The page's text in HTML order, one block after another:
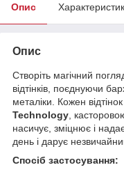
Опис
Опис
Створіть магічний
відтінків, поєднуючи
металіки. Кожен
Technology ,
насичує, зміцнює і
день і дарує
Спосіб застосування: